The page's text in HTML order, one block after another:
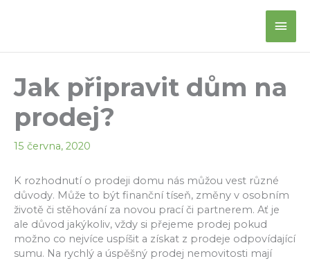
Jak připravit dům na
prodej?
15 června, 2020
K rozhodnutí o prodeji domu nás můžou vest různé
důvody. Může to být finanční tíseň, změny v osobním
životě či stěhování za novou prací či partnerem. Ať je
ale důvod jakýkoliv, vždy si přejeme prodej pokud
možno co nejvíce uspíšit a získat z prodeje odpovídající
sumu. Na rychlý a úspěšný prodej nemovitosti mají